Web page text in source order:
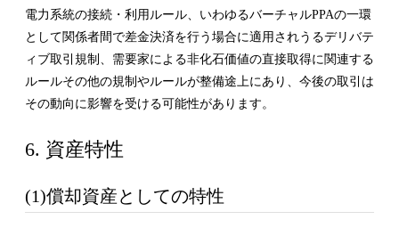
電力系統の接続・利用ルール、いわゆるバーチャルPPAの一環
として関係者間で差金決済を行う場合に適用されうるデリバテ
ィブ取引規制、需要家による非化石価値の直接取得に関連する
ルールその他の規制やルールが整備途上にあり、今後の取引は
その動向に影響を受ける可能性があります。
6. 資産特性
(1)償却資産としての特性